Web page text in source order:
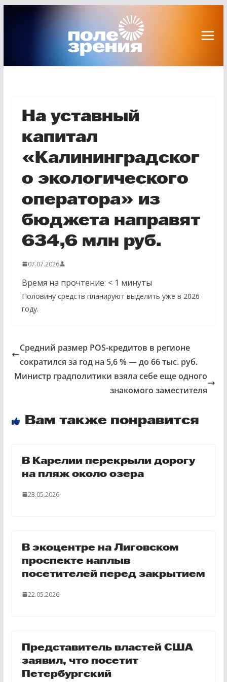
На уставный
капитал
«Калининградског
о экологического
оператора» из
бюджета направят
634,6 млн руб.
07.07.2026
Время на прочтение: < 1 минуты
Половину средств планируют выделить уже в 2026
году.
Средний размер POS-кредитов в регионе
сократился за год на 5,6 % — до 66 тыс. руб.
Министр градполитики взяла себе еще одного
знакомого заместителя
Вам также понравится
В Карелии перекрыли дорогу
на пляж около озера
23.05.2026
В экоцентре на Лиговском
проспекте наплыв
посетителей перед закрытием
22.05.2026
Представитель властей США
заявил, что посетит
Петербургский